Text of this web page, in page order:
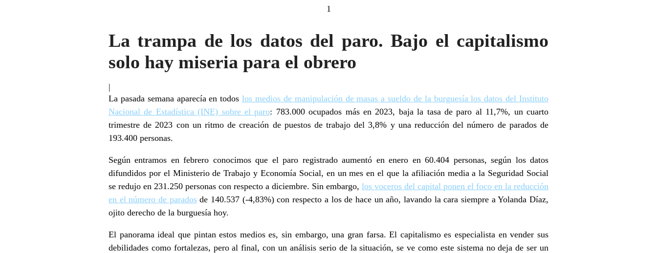
1
La trampa de los datos del paro. Bajo el capitalismo
solo hay miseria para el obrero
|
La pasada semana aparecía en todoslos medios de manipulación de masas a sueldo de la burguesía los datos del Instituto
Nacional de Estadística (INE) sobre el paro: 783.000 ocupados más en 2023, baja la tasa de paro al 11,7%, un cuarto
trimestre de 2023 con un ritmo de creación de puestos de trabajo del 3,8% y una reducción del número de parados de
193.400 personas.
Según entramos en febrero conocimos que el paro registrado aumentó en enero en 60.404 personas, según los datos
difundidos por el Ministerio de Trabajo y Economía Social, en un mes en el que la afiliación media a la Seguridad Social
se redujo en 231.250 personas con respecto a diciembre. Sin embargo, los voceros del capital ponen el foco en la reducción
en el número de paradosde 140.537 (-4,83%) con respecto a los de hace un año, lavando la cara siempre a Yolanda Díaz,
ojito derecho de la burguesía hoy.
El panorama ideal que pintan estos medios es, sin embargo, una gran farsa. El capitalismo es especialista en vender sus
debilidades como fortalezas, pero al final, con un análisis serio de la situación, se ve como este sistema no deja de ser un